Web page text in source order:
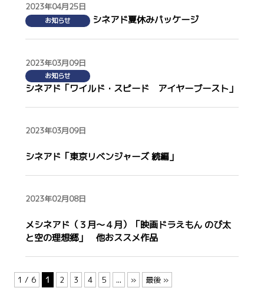
2023年04月25日
お知らせ シネアド夏休みパッケージ
2023年03月09日
お知らせ
シネアド「ワイルド・スピード アイヤーブースト」
2023年03月09日
シネアド「東京リベンジャーズ 続編」
2023年02月08日
メシネアド（３月～４月）「映画ドラえもん のび太
と空の理想郷」 他おススメ作品
1 / 6 1 2 3 4 5 ... » 最後 »